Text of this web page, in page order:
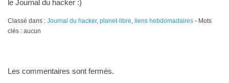
le Journal du hacker :)
Classé dans : Journal du hacker, planet-libre liens hebdomadaires- Mots
clés : aucun
Les commentaires sont fermés.